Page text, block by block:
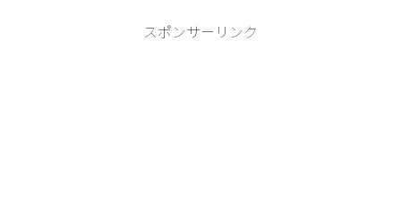
スポンサーリンク